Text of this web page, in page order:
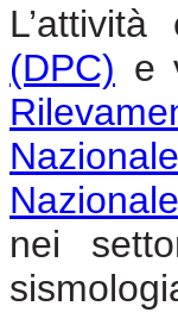
(DPC) e
nei